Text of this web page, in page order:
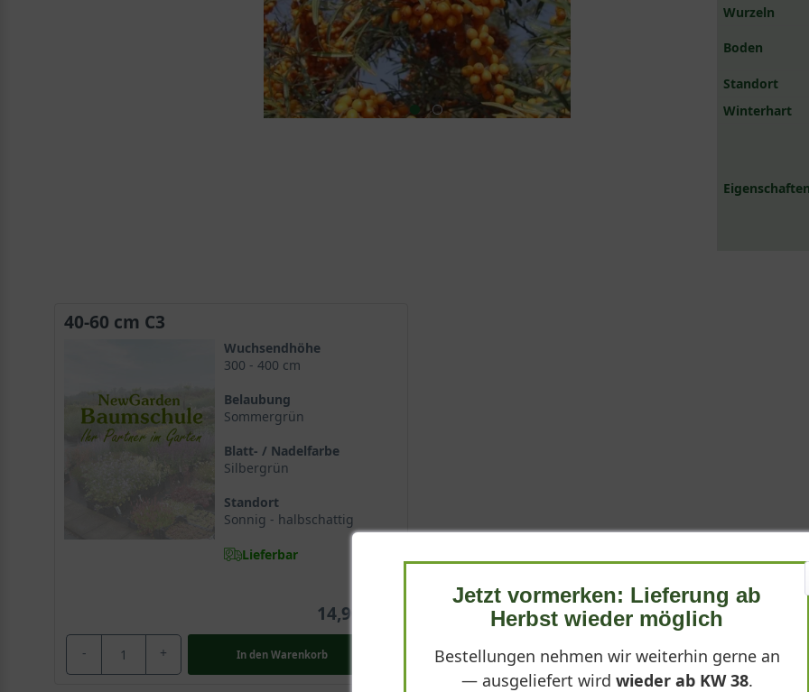
Wurzeln
Boden
Standort
Winterhart
40-60 cm C3
Wuchsendhöhe
300 - 400 cm
Belaubung
Sommergrün
Blatt- / Nadelfarbe
Silbergrün
Standort
Sonnig - halbschattig
Lieferbar
14,90 €
- + In den Warenkorb
Jetzt vormerken: Lieferung ab
Herbst wieder möglich
Bestellungen nehmen wir weiterhin gerne an
— ausgeliefert wird wieder ab KW 38.